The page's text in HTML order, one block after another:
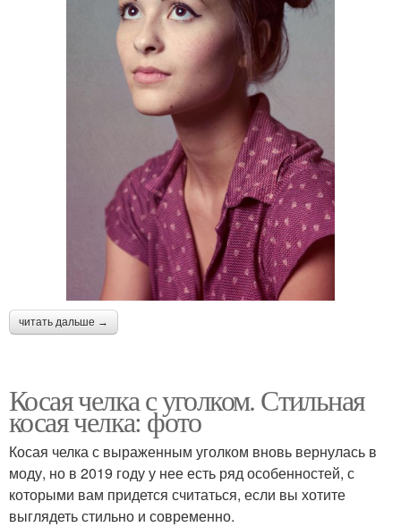
читать дальше →
Косая челка с уголком. Стильная
косая челка: фото
Косая челка с выраженным уголком вновь вернулась в
моду, но в 2019 году у нее есть ряд особенностей, с
которыми вам придется считаться, если вы хотите
выглядеть стильно и современно.